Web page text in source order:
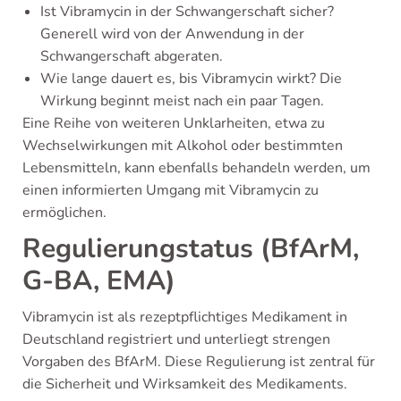
Ist Vibramycin in der Schwangerschaft sicher?
Generell wird von der Anwendung in der
Schwangerschaft abgeraten.
Wie lange dauert es, bis Vibramycin wirkt? Die
Wirkung beginnt meist nach ein paar Tagen.
Eine Reihe von weiteren Unklarheiten, etwa zu
Wechselwirkungen mit Alkohol oder bestimmten
Lebensmitteln, kann ebenfalls behandeln werden, um
einen informierten Umgang mit Vibramycin zu
ermöglichen.
Regulierungstatus (BfArM,
G-BA, EMA)
Vibramycin ist als rezeptpflichtiges Medikament in
Deutschland registriert und unterliegt strengen
Vorgaben des BfArM. Diese Regulierung ist zentral für
die Sicherheit und Wirksamkeit des Medikaments.